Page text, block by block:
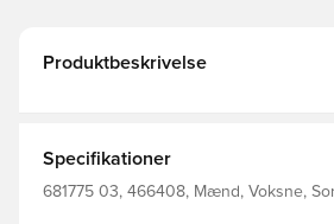
Produktbeskrivelse
Specifikationer
681775 03, 466408, Mænd, Voksne,